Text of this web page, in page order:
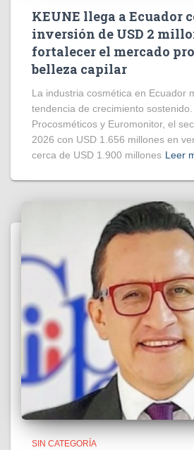
KEUNE llega a Ecuador
inversión de USD 2
fortalecer el mercado
belleza capilar
La industria cosmética en Ecuador
tendencia de crecimiento
Procosméticos y Euromonitor, el
2026 con USD 1.656 millones en
cerca de USD 1.900 millones Leer
SIN CATEGORÍA